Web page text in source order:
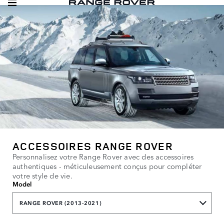
ACCESSOIRES RANGE ROVER
Personnalisez votre Range Rover avec des accessoires
authentiques - méticuleusement conçus pour compléter
votre style de vie.
Model
RANGE ROVER (2013-2021)